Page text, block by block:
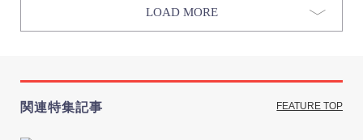
LOAD MORE
関連特集記事 FEATURE TOP